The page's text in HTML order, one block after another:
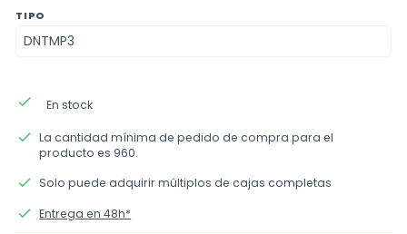
TIPO
done En stock
done La cantidad mínima de pedido de compra para el
producto es 960.
done Solo puede adquirir múltiplos de cajas completas
done Entrega en 48h*